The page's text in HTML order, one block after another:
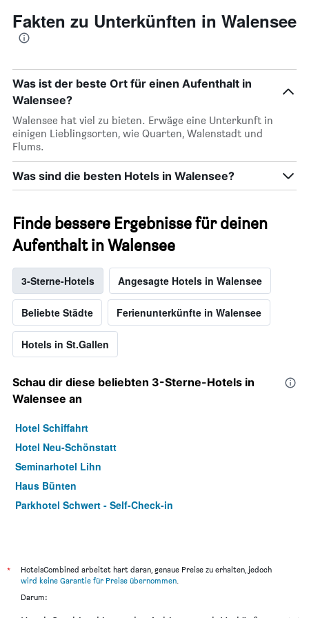
Fakten zu Unterkünften in Walensee
Was ist der beste Ort für einen Aufenthalt in
Walensee?
Walensee hat viel zu bieten. Erwäge eine Unterkunft in
einigen Lieblingsorten, wie Quarten, Walenstadt und
Flums.
Was sind die besten Hotels in Walensee?
Finde bessere Ergebnisse für deinen
Aufenthalt in Walensee
3-Sterne-Hotels Angesagte Hotels in Walensee
Beliebte Städte Ferienunterkünfte in Walensee
Hotels in St.Gallen
Schau dir diese beliebten 3-Sterne-Hotels in
Walensee an
Hotel Schiffahrt
Hotel Neu-Schönstatt
Seminarhotel Lihn
Haus Bünten
Parkhotel Schwert - Self-Check-in
*
HotelsCombined arbeitet hart daran, genaue Preise zu erhalten, jedoch
wird keine Garantie für Preise übernommen.
Darum: